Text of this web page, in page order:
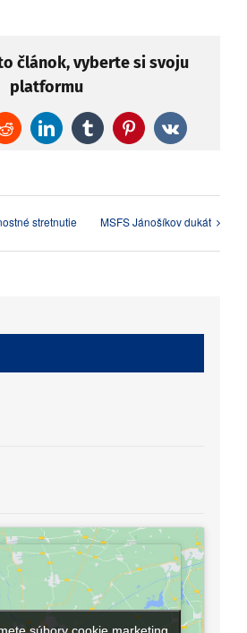
článok, vyberte si svoju
platformu
RedditLinkedInTumblrPinterest
Vk
stretnutie MSFS Jánošíkov dukát
súbory cookie marketing
súbory cookie marketing